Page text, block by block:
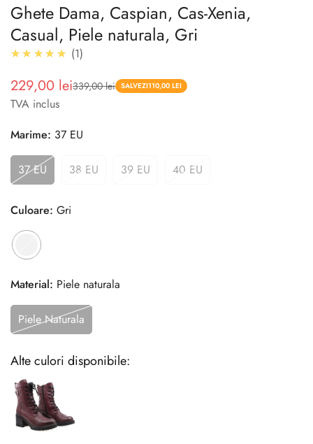
Ghete Dama, Caspian, Cas-Xenia,
Casual, Piele naturala, Gri
★★★★★ 5.0
1
Pret
redus
229,00 lei
Pret 339,00 lei SALVEZI110,00 LEI
TVA inclus
Marime: 37 EU
37 EU 38 EU 39 EU 40 EU
Culoare: Gri
Material: Piele naturala
Piele Naturala
Alte culori disponibile: